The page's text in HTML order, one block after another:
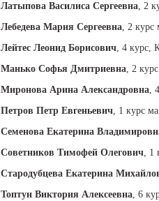
Латыпова Василиса Сергеевна, 2
Лебедева Мария Сергеевна, 2 курс
Лейтес Леонид Борисович, 4 курс,
Манько Софья Дмитриевна, 2
Миронова Арина Александровна,
Петров Петр Евгеньевич, 1 курс
Семенова Екатерина
Советников Тимофей Олегович, 1
Стародубцева Екатерина
Топтун Виктория Алексеевна, 6